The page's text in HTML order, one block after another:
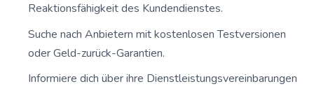
Reaktionsfähigkeit des Kundendienstes.
Suche nach Anbietern mit kostenlosen Testversionen
oder Geld-zurück-Garantien.
Informiere dich über ihre Dienstleistungsvereinbarungen